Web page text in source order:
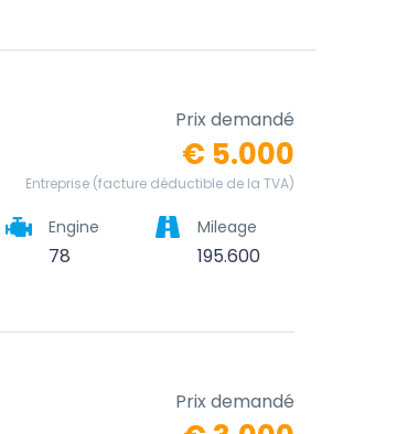
Prix demandé
€ 5.000
Entreprise (facture déductible de la TVA)
Engine
78
Mileage
195.600
Prix demandé